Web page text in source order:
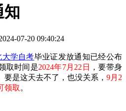
知
07-20 09:40:24
大学自考毕业证发放通知已经公布
取时间是2024年7月22日
，要带身
是这天去不了，也没关系， 9月2
领取 。